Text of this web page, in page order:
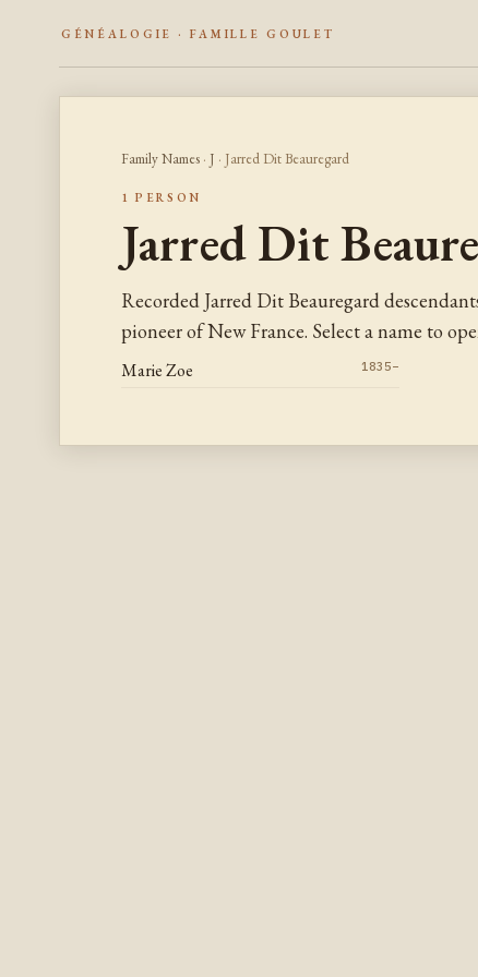
GÉNÉALOGIE · FAMILLE GOULET
Family Names· J · Jarred Dit Beauregard
1 PERSON
Jarred Dit
Recorded Jarred Dit Beauregard
pioneer of New France. Select a name to
Marie Zoe 1835–